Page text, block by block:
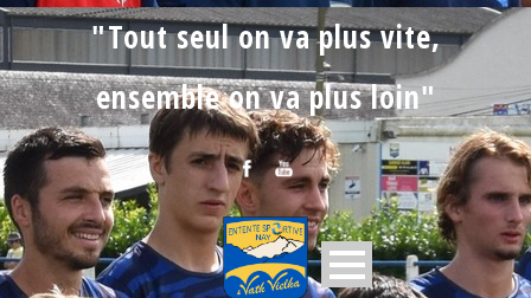
"Tout seul on va plus vite,
ensemble on va plus loin"